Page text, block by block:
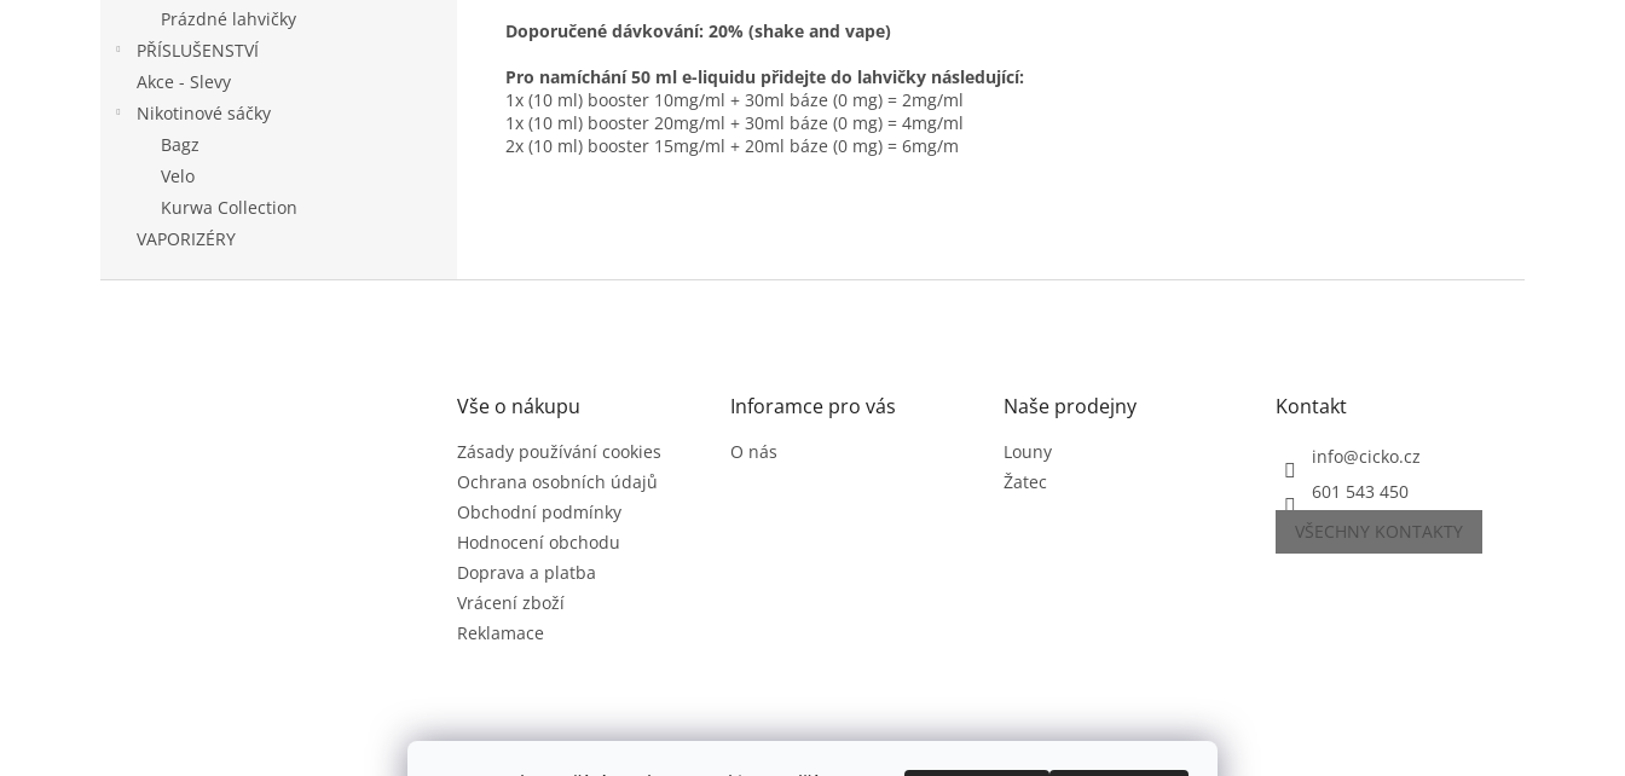
Prázdné lahvičky
PŘÍSLUŠENSTVÍ
Akce - Slevy
Nikotinové sáčky
Bagz
Velo
Kurwa Collection
VAPORIZÉRY
Doporučené dávkování: 20% (shake and vape)
Pro namíchání 50 ml e-liquidu přidejte do lahvičky následující:
1x (10 ml) booster 10mg/ml + 30ml báze (0 mg) = 2mg/ml
1x (10 ml) booster 20mg/ml + 30ml báze (0 mg) = 4mg/ml
2x (10 ml) booster 15mg/ml + 20ml báze (0 mg) = 6mg/m
Vše o nákupu
Zásady používání cookies
Ochrana osobních údajů
Obchodní podmínky
Hodnocení obchodu
Doprava a platba
Vrácení zboží
Reklamace
Inforamce pro vás
O nás
Naše prodejny
Louny
Žatec
Kontakt
info@cicko.cz
601 543 450
VŠECHNY KONTAKTY